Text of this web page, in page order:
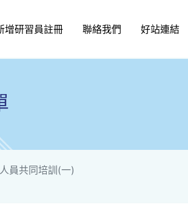
增研習員註冊 聯絡我們 好站連結
員共同培訓(一)